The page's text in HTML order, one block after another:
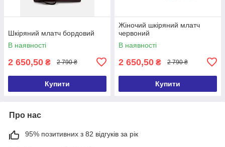
Шкіряний млатч бордовий
В наявності
2 650,50 ₴ 2 790 ₴
Купити
Жіночий шкіряний млатч
червоний
В наявності
2 650,50 ₴ 2 790 ₴
Купити
Про нас
95% позитивних з 82 відгуків за рік